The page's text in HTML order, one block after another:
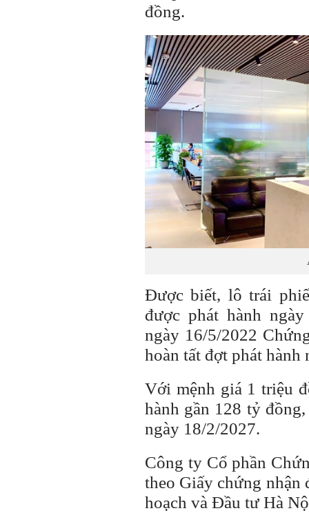
đồng.
Được biết, lô trái
được phát hành
ngày 16/5/2022
hoàn tất đợt phát hành
Với mệnh giá 1 triệu
hành gần 128 tỷ
ngày 18/2/2027.
Công ty Cổ phần
theo Giấy chứng nhận
hoạch và Đầu tư Hà